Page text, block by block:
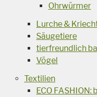
Ohrwürmer
Lurche &
Säugetiere
tierfreundlich
Vögel
Textilien
ECO